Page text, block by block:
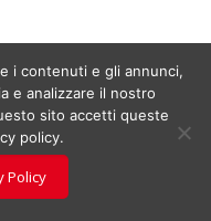
i contenuti e gli annunci,
e analizzare il nostro
sito accetti queste
policy.
Policy